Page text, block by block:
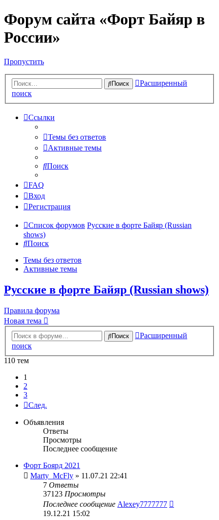
Форум сайта «Форт Байяр в
России»
Пропустить
Поиск
Расширенный
поиск
Ссылки
Темы без ответов
Активные темы
Поиск
FAQ
Вход
Регистрация
Список форумов Русские в форте Байяр (Russian
shows)
Поиск
Темы без ответов
Активные темы
Русские в форте Байяр (Russian shows)
Правила форума
Новая тема
Поиск
Расширенный
поиск
110 тем
1
2
3
След.
Объявления
Ответы
Просмотры
Последнее сообщение
Форт Боярд 2021
Marty_McFly » 11.07.21 22:41
7 Ответы
37123 Просмотры
Последнее сообщение Alexey7777777
19.12.21 15:02